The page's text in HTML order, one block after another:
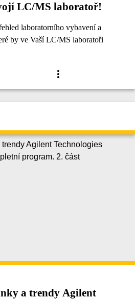
LC/MS laboratoř!
laboratorního vybavení a
by ve Vaší LC/MS laboratoři
a trendy Agilent